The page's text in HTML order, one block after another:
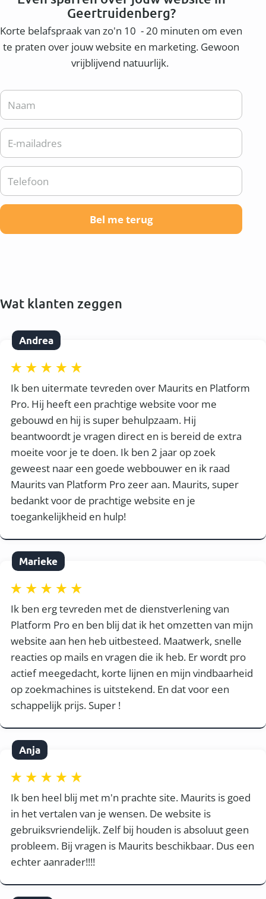
Geertruidenberg?
Korte belafspraak van zo'n 10 - 20 minuten om even
te praten over jouw website en marketing. Gewoon
vrijblijvend natuurlijk.
Wat klanten zeggen
Andrea
Ik ben uitermate tevreden over Maurits en Platform
Pro. Hij heeft een prachtige website voor me
gebouwd en hij is super behulpzaam. Hij
beantwoordt je vragen direct en is bereid de extra
moeite voor je te doen. Ik ben 2 jaar op zoek
geweest naar een goede webbouwer en ik raad
Maurits van Platform Pro zeer aan. Maurits, super
bedankt voor de prachtige website en je
toegankelijkheid en hulp!
Marieke
Ik ben erg tevreden met de dienstverlening van
Platform Pro en ben blij dat ik het omzetten van mijn
website aan hen heb uitbesteed. Maatwerk, snelle
reacties op mails en vragen die ik heb. Er wordt pro
actief meegedacht, korte lijnen en mijn vindbaarheid
op zoekmachines is uitstekend. En dat voor een
schappelijk prijs. Super !
Anja
Ik ben heel blij met m'n prachte site. Maurits is goed
in het vertalen van je wensen. De website is
gebruiksvriendelijk. Zelf bij houden is absoluut geen
probleem. Bij vragen is Maurits beschikbaar. Dus een
echter aanrader!!!!